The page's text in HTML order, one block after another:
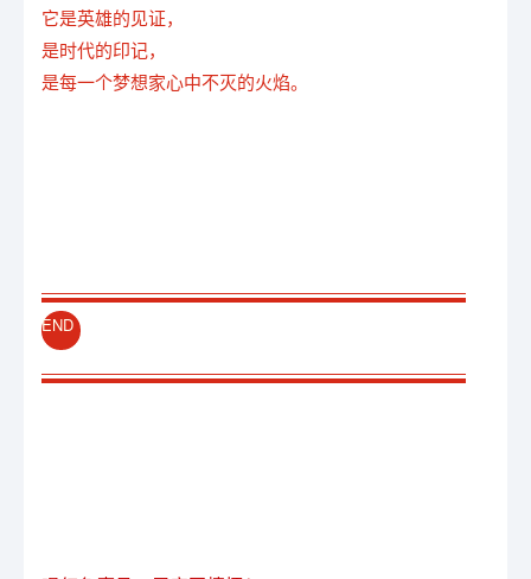
它是英雄的见证，
是时代的印记，
是每一个梦想家心中不灭的火焰。
END